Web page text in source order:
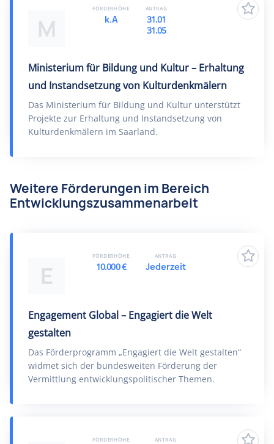
M
Ministerium für Bildung und Kultur – Erhaltung
und Instandsetzung von Kulturdenkmälern
Das Ministerium für Bildung und Kultur unterstützt
Projekte zur Erhaltung und Instandsetzung von
Kulturdenkmälern im Saarland.
FÖRDERHÖHE
k.A
ANTRAG
31.01
31.05
Weitere Förderungen im Bereich
Entwicklungszusammenarbeit
E
Engagement Global – Engagiert die Welt
gestalten
Das Förderprogramm „Engagiert die Welt gestalten“
widmet sich der bundesweiten Förderung der
Vermittlung entwicklungspolitischer Themen.
FÖRDERHÖHE
10.000 €
ANTRAG
Jederzeit
FÖRDERHÖHE ANTRAG